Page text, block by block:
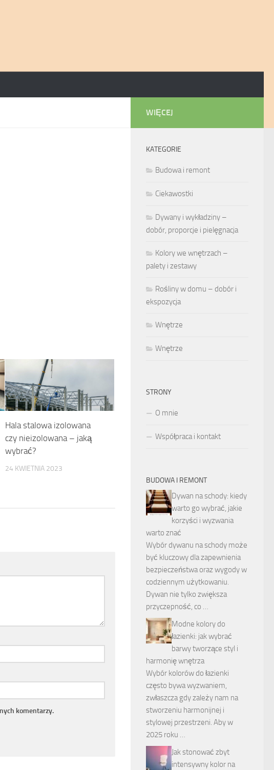
Hala stalowa izolowana
czy nieizolowana – jaką
wybrać?
24 KWIETNIA 2023
komentarzy.
WIĘCEJ
KATEGORIE
Budowa i remont
Ciekawostki
Dywany i wykładziny –
dobór, proporcje i pielęgnacja
Kolory we wnętrzach –
palety i zestawy
Rośliny w domu – dobór i
ekspozycja
Wnętrze
Wnętrze
STRONY
O mnie
Współpraca i kontakt
BUDOWA I REMONT
Dywan na schody: kiedy
warto go wybrać, jakie
korzyści i wyzwania
warto znać
Wybór dywanu na schody może
być kluczowy dla zapewnienia
bezpieczeństwa oraz wygody w
codziennym użytkowaniu.
Dywan nie tylko zwiększa
przyczepność, co …
Modne kolory do
łazienki: jak wybrać
barwy tworzące styl i
harmonię wnętrza
Wybór kolorów do łazienki
często bywa wyzwaniem,
zwłaszcza gdy zależy nam na
stworzeniu harmonijnej i
stylowej przestrzeni. Aby w
2025 roku …
Jak stonować zbyt
intensywny kolor na